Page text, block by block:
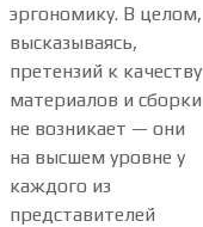
эргономику. В целом,
высказываясь,
претензий к качеству
материалов и сборки
не возникает — они
на высшем уровне у
каждого из
представителей